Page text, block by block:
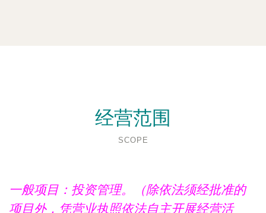
经营范围
SCOPE
一般项目：投资管理。（除依法须经批准的
项目外，凭营业执照依法自主开展经营活